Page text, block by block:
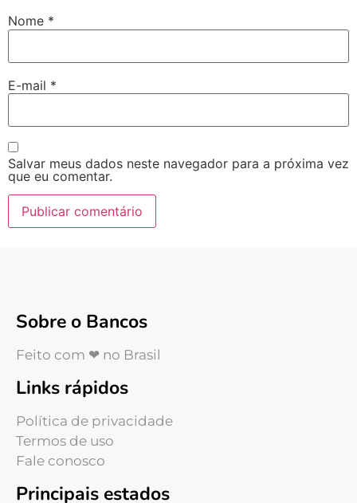
Nome *
E-mail *
Salvar meus dados neste navegador para a próxima vez
que eu comentar.
Sobre o Bancos
Feito com ❤ no Brasil
Links rápidos
Política de privacidade
Termos de uso
Fale conosco
Principais estados